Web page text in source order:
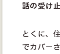
話の受け
とくに、
でカバー